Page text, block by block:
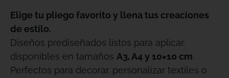
Elige tu pliego favorito y llena tus creaciones
de estilo.
Diseños prediseñados listos para aplicar,
disponibles en tamaños A3, A4 y 10×10 cm.
Perfectos para decorar, personalizar textiles o